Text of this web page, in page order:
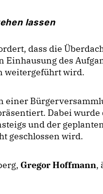
lassen
dass die
des
weitergeführt wird.
einer
Dabei wurde
und der
geschlossen wird.
Gregor Hoffmann,